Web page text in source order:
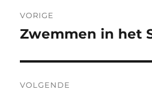
navigatie
VORIGE
Vorig
Zwemmen in het
VOLGENDE